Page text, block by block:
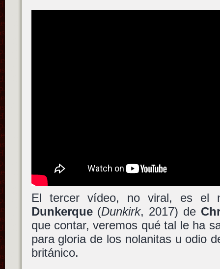
El tercer vídeo, no viral, es el
Dunkerque(Dunkirk, 2017) de
que contar, veremos qué tal le ha
para gloria de los nolanitas u odio
británico.